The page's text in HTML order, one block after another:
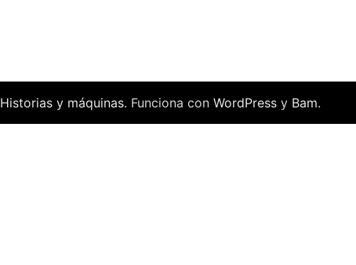
Historias y máquinas. Funciona con WordPressy Bam.